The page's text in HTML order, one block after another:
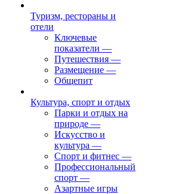
Туризм, рестораны и
отели
Ключевые
показатели —
Путешествия —
Размещение —
Общепит
Культура, спорт и отдых
Парки и отдых на
природе —
Искусство и
культура —
Спорт и фитнес —
Профессиональный
спорт —
Азартные игры